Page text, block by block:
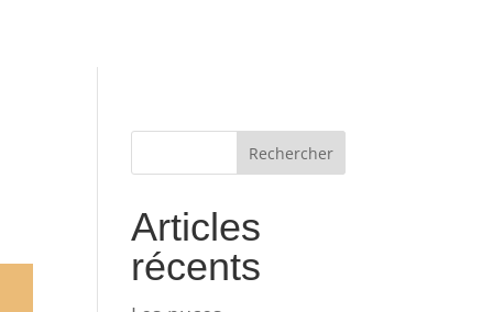
Articles
récents